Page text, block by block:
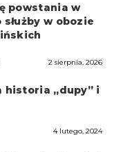
powstania w
w obozie
2 sierpnia, 2026
„dupy” i
4 lutego, 2024